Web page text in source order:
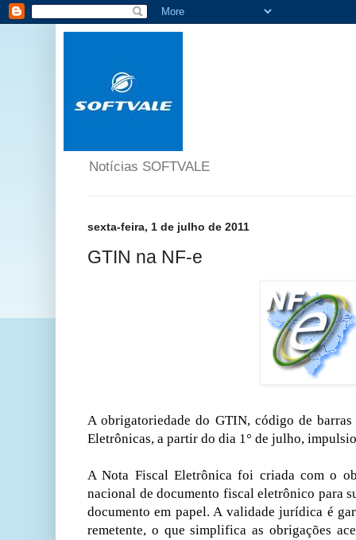
Notícias SOFTVALE
sexta-feira, 1 de julho de 2011
GTIN na NF-e
A obrigatoriedade do GTIN, código de
Eletrônicas, a partir do dia 1° de julho,
A Nota Fiscal Eletrônica foi criada com o
nacional de documento fiscal eletrônico para
documento em papel. A validade jurídica é
remetente, o que simplifica as obrigações